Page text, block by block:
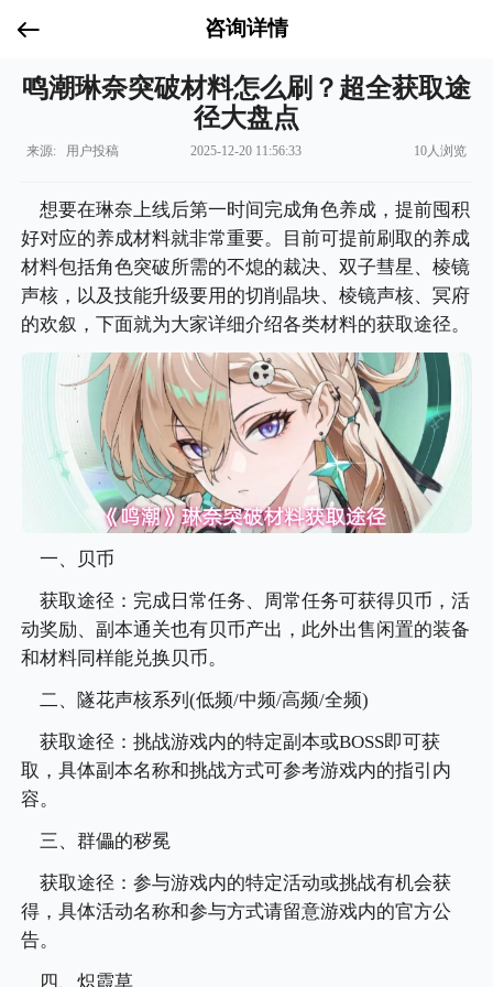
咨询详情
鸣潮琳奈突破材料怎么刷？超全获取途
径大盘点
来源: 用户投稿 2025-12-20 11:56:33 10人浏览
想要在琳奈上线后第一时间完成角色养成，提前囤积
好对应的养成材料就非常重要。目前可提前刷取的养成
材料包括角色突破所需的不熄的裁决、双子彗星、棱镜
声核，以及技能升级要用的切削晶块、棱镜声核、冥府
的欢叙，下面就为大家详细介绍各类材料的获取途径。
一、贝币
获取途径：完成日常任务、周常任务可获得贝币，活
动奖励、副本通关也有贝币产出，此外出售闲置的装备
和材料同样能兑换贝币。
二、隧花声核系列(低频/中频/高频/全频)
获取途径：挑战游戏内的特定副本或BOSS即可获
取，具体副本名称和挑战方式可参考游戏内的指引内
容。
三、群儡的秽冕
获取途径：参与游戏内的特定活动或挑战有机会获
得，具体活动名称和参与方式请留意游戏内的官方公
告。
四、炽霞草